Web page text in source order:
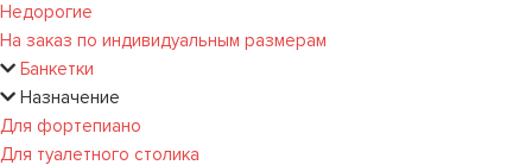
Недорогие
На заказ по индивидуальным размерам
Банкетки
Назначение
Для фортепиано
Для туалетного столика